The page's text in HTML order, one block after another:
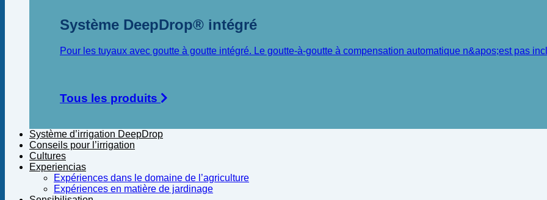
Système DeepDrop® intégré
Pour les tuyaux avec goutte à goutte intégré. Le goutte-à-goutte à compensation automatique n&apos;est pas
Tous les produits
Système d’irrigation DeepDrop
Conseils pour l’irrigation
Cultures
Experiencias
Expériences dans le domaine de l’agriculture
Expériences en matière de jardinage